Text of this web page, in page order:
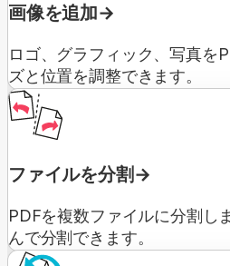
画像を追加
ロゴ、グラフィック、写真を
ズと位置を調整できます。
ファイルを分割
PDFを複数ファイルに分割し
んで分割できます。